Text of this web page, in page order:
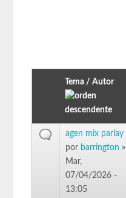
Tema / Autor
agen mix parlay
por barrington »
Mar,
07/04/2026 -
13:05